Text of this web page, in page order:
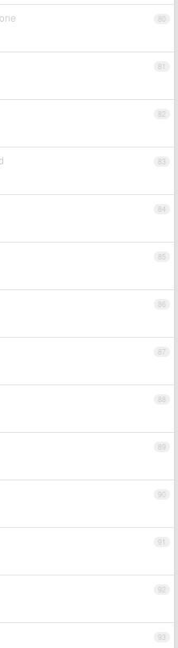
80
81
82
83
84
85
86
87
88
89
90
91
92
93